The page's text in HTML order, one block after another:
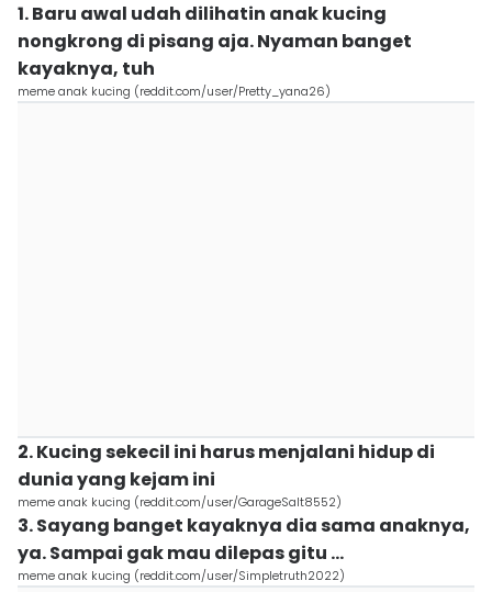
1. Baru awal udah dilihatin anak kucing
nongkrong di pisang aja. Nyaman banget
kayaknya, tuh
meme anak kucing (reddit.com/user/Pretty_yana26)
2. Kucing sekecil ini harus menjalani hidup di
dunia yang kejam ini
meme anak kucing (reddit.com/user/GarageSalt8552)
3. Sayang banget kayaknya dia sama anaknya,
ya. Sampai gak mau dilepas gitu ...
meme anak kucing (reddit.com/user/Simpletruth2022)